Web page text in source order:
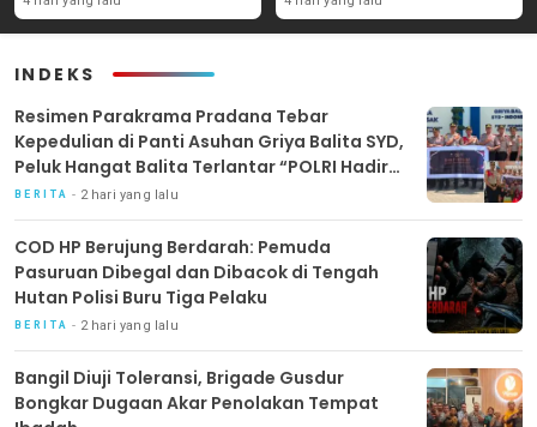
Internasional untuk
Peredaran Rokok Ilegal
INDEKS
Resimen Parakrama Pradana Tebar
Kepedulian di Panti Asuhan Griya Balita SYD,
Peluk Hangat Balita Terlantar “POLRI Hadir
Dengan Hati”
BERITA 2 hari yang lalu
COD HP Berujung Berdarah: Pemuda
Pasuruan Dibegal dan Dibacok di Tengah
Hutan Polisi Buru Tiga Pelaku
BERITA 2 hari yang lalu
Bangil Diuji Toleransi, Brigade Gusdur
Bongkar Dugaan Akar Penolakan Tempat